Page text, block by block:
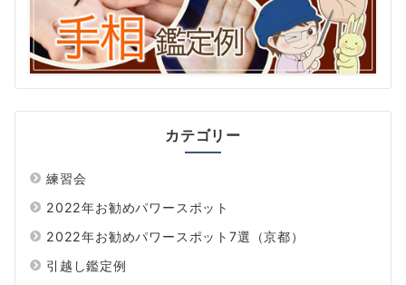
カテゴリー
練習会
2022年お勧めパワースポット
2022年お勧めパワースポット7選（京都）
引越し鑑定例